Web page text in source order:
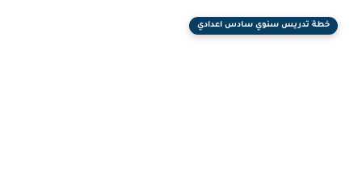
خطة تدريس سنوي سادس اعدادي